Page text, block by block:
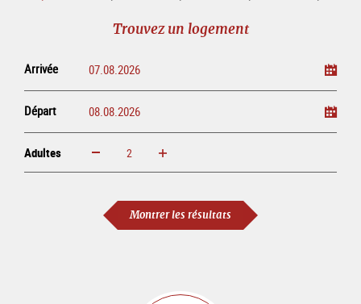
ligne
Trouvez un logement
Arrivée
Départ
Adultes Augmenter Réduire
Montrer les résultats